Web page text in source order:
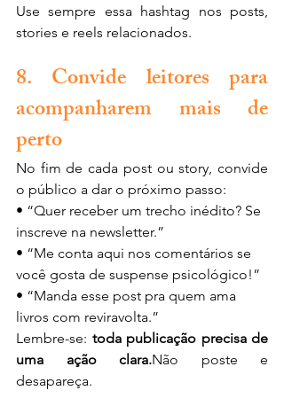
Use sempre essa hashtag nos posts,
stories e reels relacionados.
8. Convide leitores para
acompanharem mais de
perto
No fim de cada post ou story, convide
o público a dar o próximo passo:
• “Quer receber um trecho inédito? Se
inscreve na newsletter.”
• “Me conta aqui nos comentários se
você gosta de suspense psicológico!”
• “Manda esse post pra quem ama
livros com reviravolta.”
Lembre-se: toda publicação precisa de
uma ação clara.Não poste e
desapareça.